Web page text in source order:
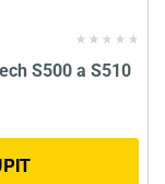
S500 a S510